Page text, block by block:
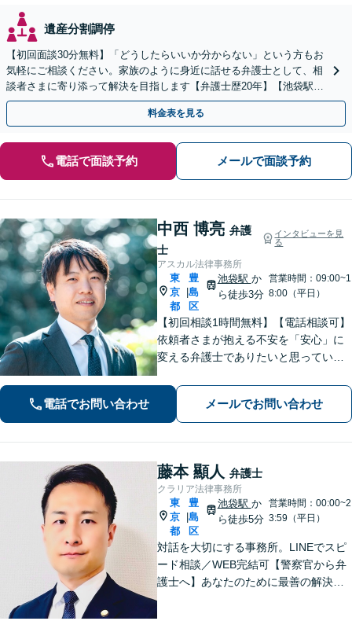
遺産分割調停
【初回面談30分無料】「どうしたらいいか分からない」という方もお
気軽にご相談ください。家族のように身近に話せる弁護士として、相
談者さまに寄り添って解決を目指します【弁護士歴20年】【池袋駅5
分】
料金表を見る
電話で面談予約 メールで面談予約
中西 博亮 弁護
士
インタビューを見
る
アスカル法律事務所
東
京
都
豊
島
区
池袋駅 か
ら徒歩3分
営業時間：09:00~1
8:00（平日）
【初回相談1時間無料】【電話相談可】
依頼者さまが抱える不安を「安心」に
変える弁護士でありたいと思っていま
依頼者さまと密にコミュニケーション
を取ることを大切にしています。【休
日・夜間面談可】【メール・WEB相談
可】
電話でお問い合わせ メールでお問い合わせ
藤本 顯人 弁護士
クラリア法律事務所
東
京
都
豊
島
区
池袋駅 か
ら徒歩5分
営業時間：00:00~2
3:59（平日）
対話を大切にする事務所。LINEでスピ
ード相談／WEB完結可【警察官から弁
護士へ】あなたのために最善の解決を